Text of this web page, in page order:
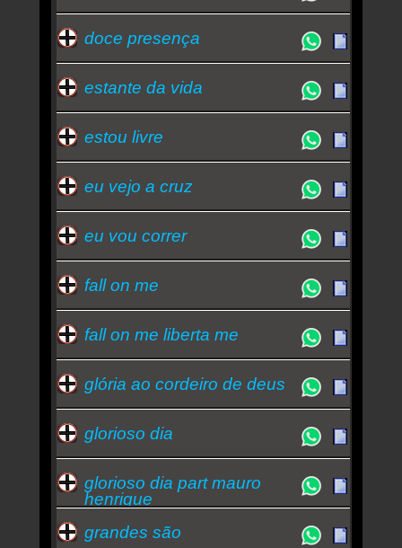
doce presença
estante da vida
estou livre
eu vejo a cruz
eu vou correr
fall on me
fall on me liberta me
glória ao cordeiro de deus
glorioso dia
glorioso dia part mauro
henrique
grandes são